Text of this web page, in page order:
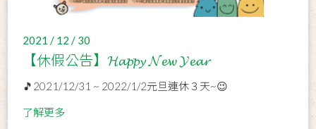
2021 / 12 / 30
【休假公告】𝓗𝓪𝓹𝓹𝔂 𝓝𝓮𝔀 𝓨𝓮𝓪𝓻
🎵2021/12/31 ~ 2022/1/2元旦連休３天~😉
了解更多